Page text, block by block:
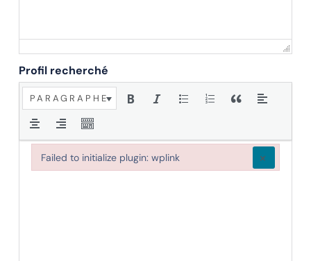
Profil recherché
PARAGRAPHE
Failed to initialize plugin: wplink ×
Failed to initialize plugin: wplink